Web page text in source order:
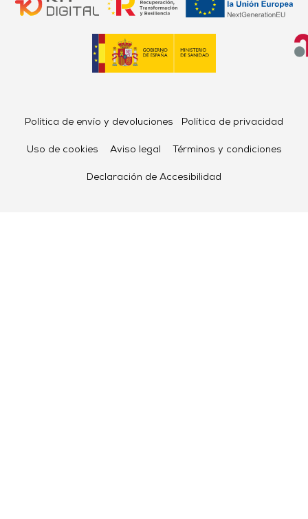
Política de envío y devoluciones Política de privacidad
Uso de cookies Aviso legal Términos y condiciones
Declaración de Accesibilidad